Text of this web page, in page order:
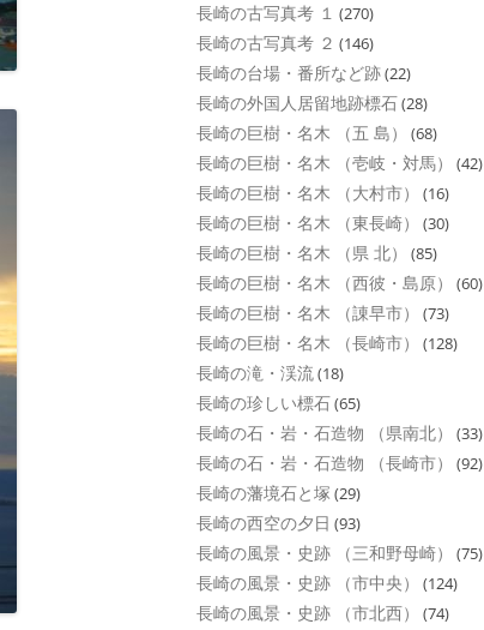
長崎の古写真考 １ (270)
長崎の古写真考 ２ (146)
長崎の台場・番所など跡(22)
長崎の外国人居留地跡標石(28)
長崎の巨樹・名木 （五 島） (68)
長崎の巨樹・名木 （壱岐・対馬） (42)
長崎の巨樹・名木 （大村市） (16)
長崎の巨樹・名木 （東長崎） (30)
長崎の巨樹・名木 （県 北） (85)
長崎の巨樹・名木 （西彼・島原） (60)
長崎の巨樹・名木 （諌早市） (73)
長崎の巨樹・名木 （長崎市） (128)
長崎の滝・渓流(18)
長崎の珍しい標石(65)
長崎の石・岩・石造物 （県南北） (33)
長崎の石・岩・石造物 （長崎市） (92)
長崎の藩境石と塚 (29)
長崎の西空の夕日 (93)
長崎の風景・史跡 （三和野母崎） (75)
長崎の風景・史跡 （市中央） (124)
長崎の風景・史跡 （市北西） (74)